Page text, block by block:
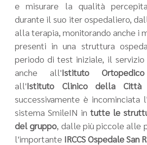
e misurare la qualità
durante il suo iter ospedaliero,
alla terapia, monitorando anche i
presenti in una struttura
periodo di test iniziale, il
anche all'Istituto
all'Istituto Clinico della Città
successivamente è incominciata
sistema SmileIN in tutte le
del gruppo, dalle più piccole alle
l'importante IRCCS Ospedale San